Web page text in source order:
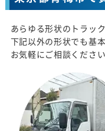
あらゆる形状のトラッ
下記以外の形状でも基
お気軽にご相談ください